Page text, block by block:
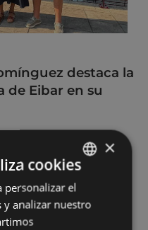
destaca la
Eibar en su
BASQUE
SPANISH
×
cookies
personalizar el
y analizar nuestro